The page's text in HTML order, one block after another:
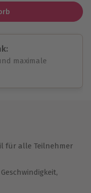
maximale
einlösbar.
für alle Teilnehmer